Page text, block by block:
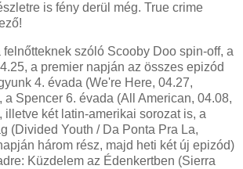
is fény derül még. True crime
szóló Scooby Doo spin-off, a
a premier napján az összes epizód
4. évada (We're Here, 04.27,
a Spencer 6. évada (All American, 04.08,
illetve két latin-amerikai sorozat is, a
(Divided Youth / Da Ponta Pra La,
három rész, majd heti két új epizód)
Küzdelem az Édenkertben (Sierra